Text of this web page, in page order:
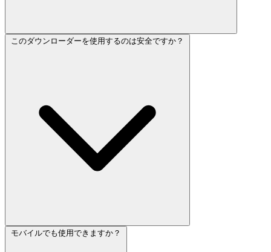
このダウンローダーを使用するのは安全ですか？
モバイルでも使用できますか？